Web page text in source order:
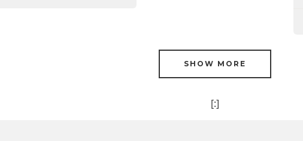
SHOW MORE
[:]